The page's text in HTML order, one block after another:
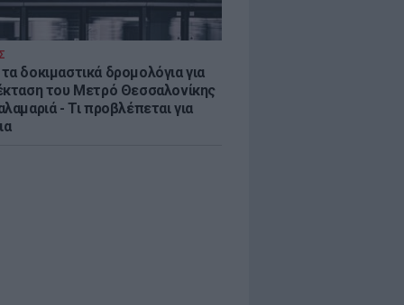
δοκιμαστικά δρομολόγια για
του Μετρό Θεσσαλονίκης
- Τι προβλέπεται για